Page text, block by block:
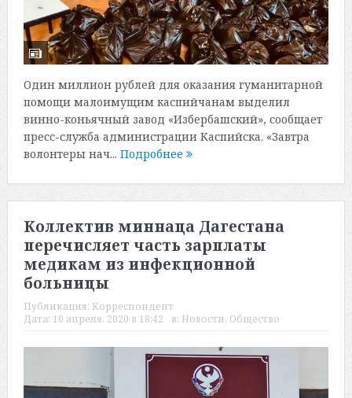
Один миллион рублей для оказания гуманитарной
помощи малоимущим каспийчанам выделил
винно-коньячный завод «Избербашский», сообщает
пресс-служба администрации Каспийска. «Завтра
волонтеры нач... Подробнее
Коллектив миннаца Дагестана
перечисляет часть зарплаты
медикам из инфекционной
больницы
Публикация: Корреспондент
Дата: 10 апреля, 2020 в 18:42 в: Новости, Общество